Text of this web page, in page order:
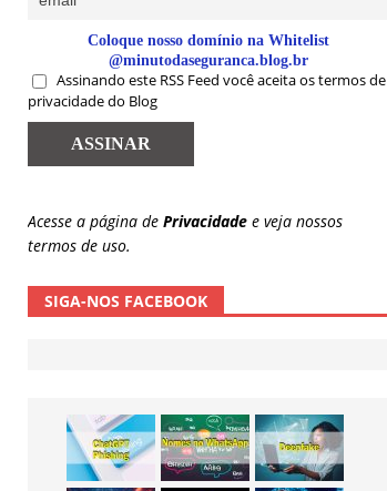
Coloque nosso domínio na Whitelist
@minutodaseguranca.blog.br
Assinando este RSS Feed você aceita os termos de
privacidade do Blog
Acesse a página de Privacidade e veja nossos
termos de uso.
SIGA-NOS FACEBOOK